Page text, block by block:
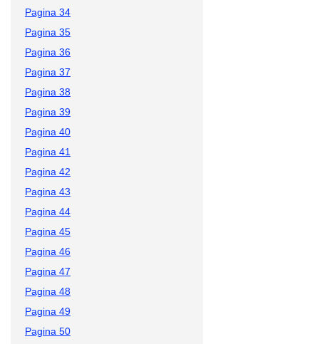
Pagina 34
Pagina 35
Pagina 36
Pagina 37
Pagina 38
Pagina 39
Pagina 40
Pagina 41
Pagina 42
Pagina 43
Pagina 44
Pagina 45
Pagina 46
Pagina 47
Pagina 48
Pagina 49
Pagina 50